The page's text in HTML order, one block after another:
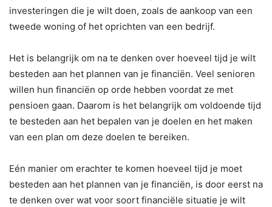
investeringen die je wilt doen, zoals de aankoop van een
tweede woning of het oprichten van een bedrijf.
Het is belangrijk om na te denken over hoeveel tijd je wilt
besteden aan het plannen van je financiën. Veel senioren
willen hun financiën op orde hebben voordat ze met
pensioen gaan. Daarom is het belangrijk om voldoende tijd
te besteden aan het bepalen van je doelen en het maken
van een plan om deze doelen te bereiken.
Eén manier om erachter te komen hoeveel tijd je moet
besteden aan het plannen van je financiën, is door eerst na
te denken over wat voor soort financiële situatie je wilt